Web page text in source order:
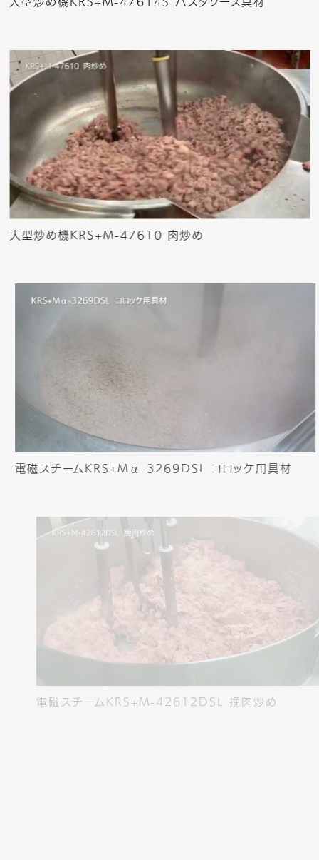
大型炒め機KRS+M-47610 肉炒め
電磁スチームKRS+Mα-3269DSL コロッケ用具材
電磁スチームKRS+M-42612DSL 挽肉炒め